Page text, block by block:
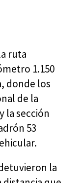
ruta
1.150
donde los
de la
la sección
53
la